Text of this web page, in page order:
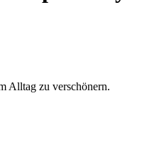
Alltag zu verschönern.